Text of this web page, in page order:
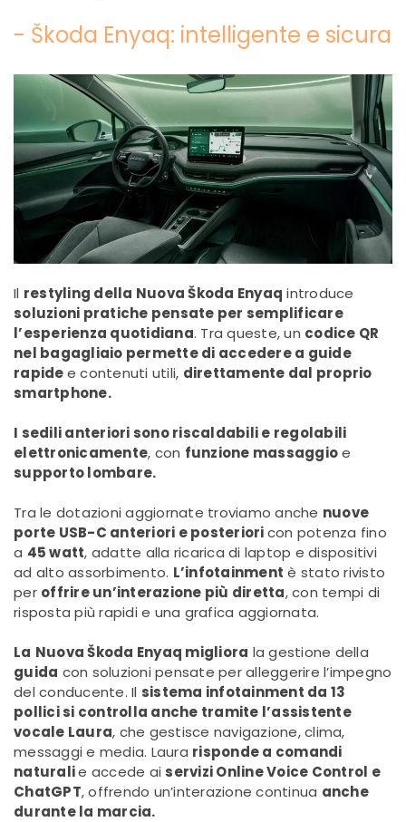
- Škoda Enyaq: intelligente e sicura
Il restyling della Nuova Škoda Enyaq introduce
soluzioni pratiche pensate per semplificare
l’esperienza quotidiana. Tra queste, un codice QR
nel bagagliaio permette di accedere a guide
rapidee contenuti utili, direttamente dal proprio
smartphone.
I sedili anteriori sono riscaldabili e regolabili
elettronicamente, con funzione massaggioe
supporto lombare.
Tra le dotazioni aggiornate troviamo anche nuove
porte USB-C anteriori e posterioricon potenza fino
a 45 watt, adatte alla ricarica di laptop e dispositivi
ad alto assorbimento. L’infotainment è stato rivisto
per offrire un’interazione più diretta, con tempi di
risposta più rapidi e una grafica aggiornata.
La Nuova Škoda Enyaq migliora la gestione della
guida con soluzioni pensate per alleggerire l’impegno
del conducente. Il sistema infotainment da 13
pollici si controlla anche tramite l’assistente
vocale Laura, che gestisce navigazione, clima,
messaggi e media. Laura risponde a comandi
naturalie accede ai servizi Online Voice Control e
ChatGPT, offrendo un’interazione continua anche
durante la marcia.